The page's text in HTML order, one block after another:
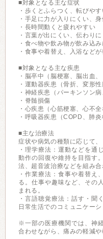
■対象となる主な症状
・歩くとふらつく、転びやす
・手足に力が入りにくい、
・長時間動くと疲れやすい
・言葉が出にくい、伝わり
・食べ物や飲み物が飲み込
・食事や着替え、入浴など
■対象となる主な疾患
・脳卒中（脳梗塞、脳出血、
・運動器疾患（骨折、変形
・神経疾患（パーキンソン病
・脊髄損傷
・心疾患（心筋梗塞、心不全
・呼吸器疾患（COPD、肺炎
■主な治療法
症状や病気の種類に応じて
・理学療法：運動などを通
動作の回復や維持を目指す
法、超音波治療などを組み
・作業療法：食事や着替え
る。仕事や趣味など、その
まれる。
・言語聴覚療法：話す・聞
日常生活でのコミュニケー
※一部の医療機関では、神
合わせながら、痛みの軽減